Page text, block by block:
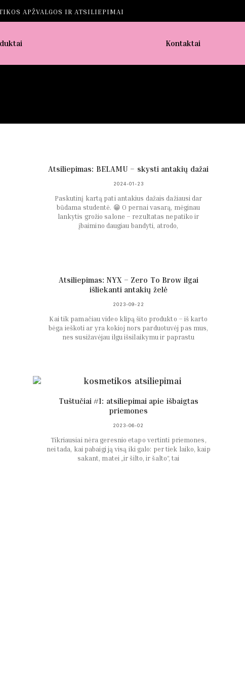
APŽVALGOS IR ATSILIEPIMAI
Kontaktai
Atsiliepimas: BELAMU – skysti antakių dažai
2024-01-23
Paskutinį kartą pati antakius dažais dažiausi dar
būdama studentė. 😁 O pernai vasarą, mėginau
lankytis grožio salone – rezultatas nepatiko ir
įbaimino daugiau bandyti, atrodo,
Atsiliepimas: NYX – Zero To Brow ilgai
išliekanti antakių želė
2023-09-22
Kai tik pamačiau video klipą šito produkto – iš karto
bėga ieškoti ar yra kokioj nors parduotuvėj pas mus,
nes susižavėjau ilgu išsilaikymu ir paprastu
Tuštučiai #1: atsiliepimai apie išbaigtas
priemones
2023-06-02
Tikriausiai nėra geresnio etapo vertinti priemones,
nei tada, kai pabaigi ją visą iki galo: per tiek laiko, kaip
sakant, matei „ir šilto, ir šalto”, tai